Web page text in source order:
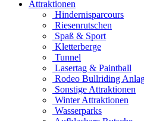
Attraktionen
Hindernisparcours
Riesenrutschen
Spaß & Sport
Kletterberge
Tunnel
Lasertag & Paintball
Rodeo Bullriding
Sonstige Attraktionen
Winter Attraktionen
Wasserparks